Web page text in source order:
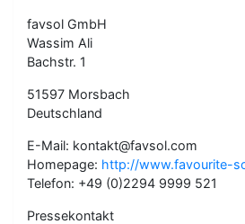
favsol GmbH
Wassim Ali
Bachstr. 1
51597 Morsbach
Deutschland
E-Mail: kontakt@favsol.com
Homepage: http://www.favourite-
Telefon: +49 (0)2294 9999 521
Pressekontakt